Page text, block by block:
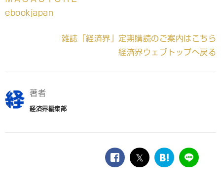
ebookjapan
雑誌「経済界」定期購読のご案内はこちら
経済界ウェブトップへ戻る
著者
経済界編集部
facebook
twitter
は
LINE